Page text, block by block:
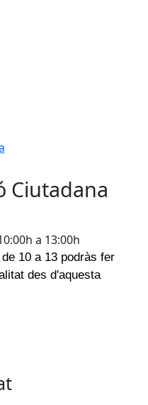
Ciutadana
a 13:00h
10 a 13 podràs fer
des d'aquesta